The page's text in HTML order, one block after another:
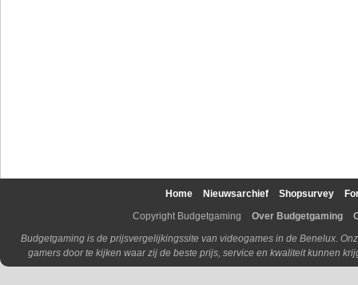
Home Nieuwsarchief Shopsurvey
Copyright Budgetgaming
Over Budgetgaming
Budgetgaming is de prijsvergelijkingssite van videogames in de Benelux.
gamers door te kijken waar zij de beste prijs, service en kwaliteit kunnen